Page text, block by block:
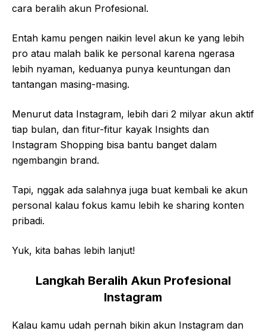
cara beralih akun Profesional.
Entah kamu pengen naikin level akun ke yang lebih
pro atau malah balik ke personal karena ngerasa
lebih nyaman, keduanya punya keuntungan dan
tantangan masing-masing.
Menurut data Instagram, lebih dari 2 milyar akun aktif
tiap bulan, dan fitur-fitur kayak Insights dan
Instagram Shopping bisa bantu banget dalam
ngembangin brand.
Tapi, nggak ada salahnya juga buat kembali ke akun
personal kalau fokus kamu lebih ke sharing konten
pribadi.
Yuk, kita bahas lebih lanjut!
Langkah Beralih Akun Profesional
Instagram
Kalau kamu udah pernah bikin akun Instagram dan